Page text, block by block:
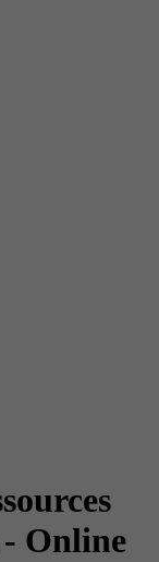
Online